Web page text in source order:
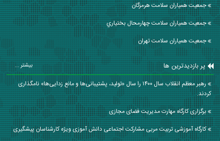
جمعیت همیاران سلامت هرمزگان
جمعیت همیاران سلامت چهارمحال بختياري
جمعیت همیاران سلامت تهران
پر بازدیدترین ها بیشتر ...
رهبر معظم انقلاب سال ۱۴۰۰ را سال «تولید، پشتیبانی‌ها و مانع زدایی‌ها» نامگذاری
کردند.
برگزاری کارگاه مهارت مدیریت فضای مجازی
کارگاه آموزشی تربیت مربی مشارکت اجتماعی دانش آموزی ویژه کارشناسان پیشگیری